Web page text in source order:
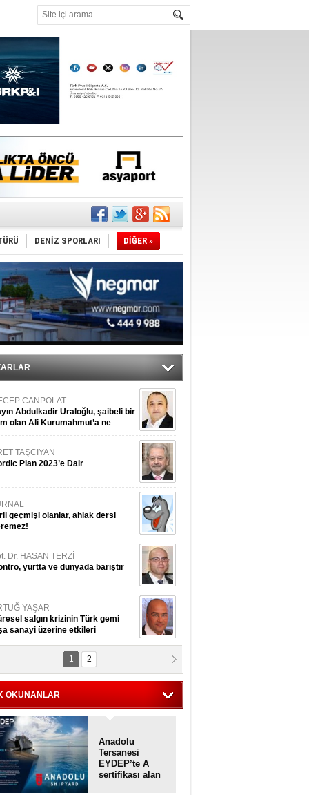
oldu
yapacak
istiyor
DENİZ SPORLARI DİĞER »
CANPOLAT
Abdulkadir Uraloğlu, şaibeli bir
olan Ali Kurumahmut’a ne
TAŞCIYAN
Plan 2023’e Dair
geçmişi olanlar, ahlak dersi
Dr. HASAN TERZİ
yurtta ve dünyada barıştır
YAŞAR
salgın krizinin Türk gemi
sanayi üzerine etkileri
MESUT AZMİ GÖKSOY
1 2
OKUNANLAR
Anadolu
Tersanesi
EYDEP’te A
sertifikası alan